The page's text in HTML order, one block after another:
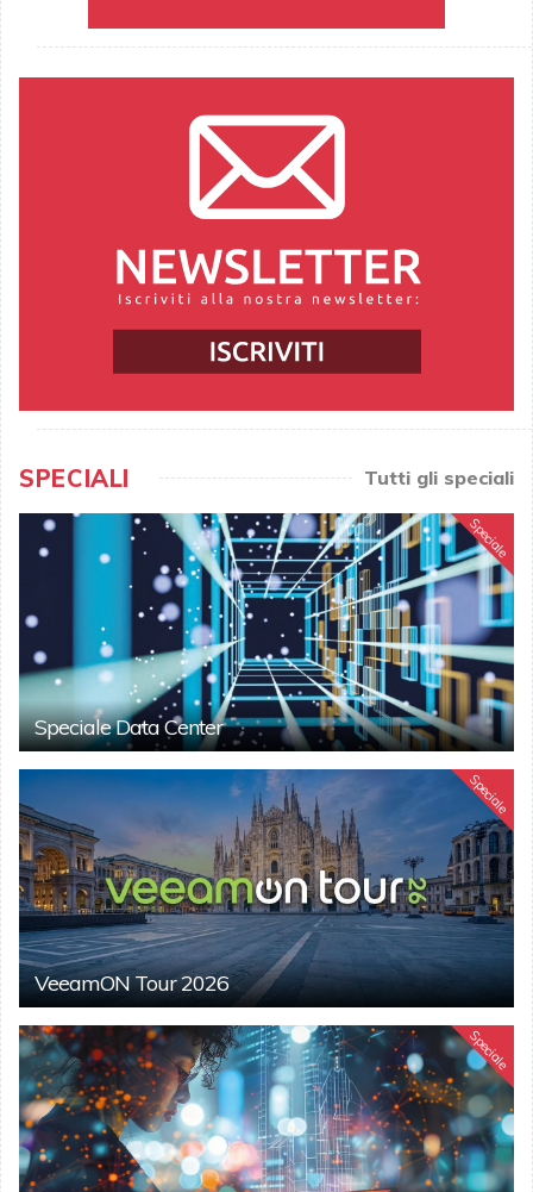
SPECIALI Tutti gli speciali
Speciale
Speciale Data Center
Speciale
VeeamON Tour 2026
Speciale